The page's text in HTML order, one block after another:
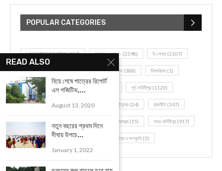
POPULAR CATEGORIES
UNCATEGORIZED(107) আজকের সেরা ১০ (2598) ই-পেপার (2107)
খেলাধূলো(5) জেলার খবর(602) ঝাড়গ্রাম (388) দিনপঞ্জিকা (1)
দৈনিক রাশিফল (819) পশ্চিম মেদিনীপুর পূর্ব মেদিনীপুর (1120)
বন্যপ্রাণ(4) বিনোদন(3) ভ্রমণ এবং তীর্থকেন্দ্র (24) রাজনীতি(347)
রান্না-রেসিপী শরীর স্বাস্থ্য (15) শহর মেদিনীপুর (917)
শিক্ষা ব্যবস্থা (75) সম্পাদকীয় সাহিত্য ও সংস্কৃতি(5)
READ ALSO
বিয়ে শেষে পাত্রের রিপোর্ট
এল পজিটিভ,...
August 13, 2020
নতুন বছরের প্রথম দিনে
দীঘায় উপচে...
January 1, 2022